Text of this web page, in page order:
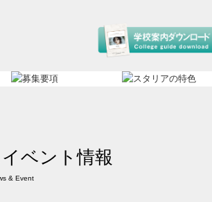
ベント情報
& Event